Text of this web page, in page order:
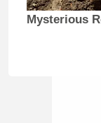
Mysterious